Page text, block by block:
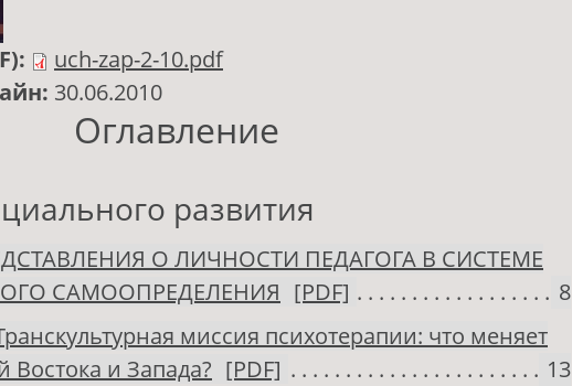
uch-zap-2-10.pdf
30.06.2010
Оглавление
развития
О ЛИЧНОСТИ ПЕДАГОГА В СИСТЕМЕ
САМООПРЕДЕЛЕНИЯ [PDF]
8
миссия психотерапии: что меняет
и Запада? [PDF]
13